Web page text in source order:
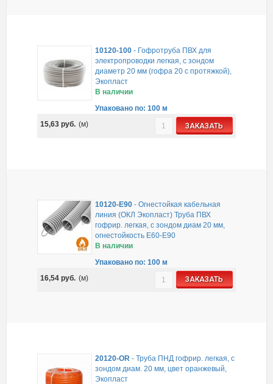
10120-100 - Гофротруба ПВХ для
электропроводки легкая, с зондом
диаметр 20 мм (гофра 20 с протяжкой),
Экопласт
В наличии
Упаковано по: 100 м
15,63руб. (м) ЗАКАЗАТЬ
10120-E90 -Огнестойкая кабельная
линия (ОКЛ Экопласт) Труба ПВХ
гофрир. легкая, с зондом диам 20 мм,
огнестойкость E60-E90
В наличии
Упаковано по: 100 м
16,54руб. (м) ЗАКАЗАТЬ
20120-OR -Труба ПНД гофрир. легкая, с
зондом диам. 20 мм, цвет оранжевый,
Экопласт